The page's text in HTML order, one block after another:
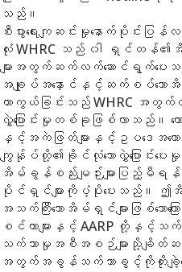
သည်။
စီးပွားရေးကျဆင်းမှုနောက်ပိုင်းပြ
လုံး WHRC သည် ၀ ါရှင်တန်
များအတွက်ဆက်လက်ဆောင်ရွက်ပ
အချုပ်အနှောင်နှင့်ဆက်စပ်သောအိမ်
ကာကွယ်ခြင်းသည် WHRC အတွက်
လွှဲပြောင်းမှုတစ်ခုဖြစ်လာသည်။ ကော
နှင့်အကဲဖြတ်များနှင့်ဥပဒေအထေ
ကျွန်ုပ်တို့၏ခိုင်လုံသောလွှဲပြောင်းပေး
အိမ်ခွန်စည်းမျဉ်းများပြည့်မီရ
ပိုင်ရှင်များကိုပံ့ပိုးပေးသည်။
အသက်ကြီးသောအိမ်ရှင်များဖြစ်သ
စင်တာများနှင့် AARP တို့နှင့်သ
သက်သာမှုအစီအစဉ်များသို့ချိတ်ဆက်ပ
အတွက်အခွန်သက်သာခွင့်ကိုတိုးချဲ့